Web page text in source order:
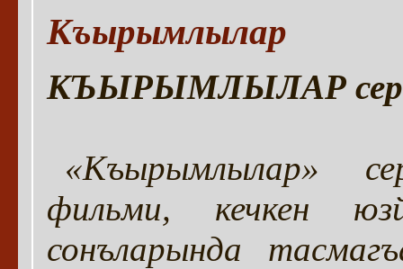
Къырымлылар
КЪЫРЫМЛЫЛАР
«Къырымлылар»
фильми, кечкен
сонъларында